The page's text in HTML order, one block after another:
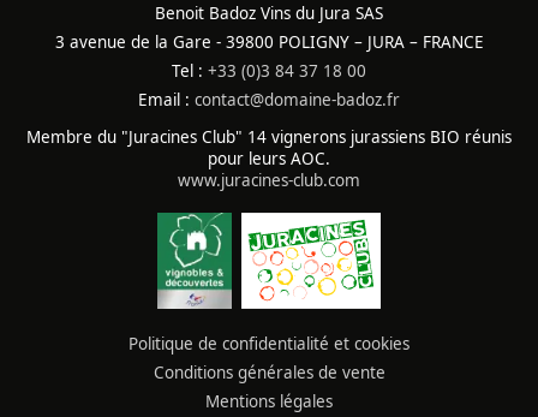
Benoit Badoz Vins du Jura SAS
3 avenue de la Gare - 39800 POLIGNY – JURA – FRANCE
Tel : +33 (0)3 84 37 18 00
Email : contact@domaine-badoz.fr
Membre du "Juracines Club" 14 vignerons jurassiens BIO réunis
pour leurs AOC.
www.juracines-club.com
Politique de confidentialité et cookies
Conditions générales de vente
Mentions légales